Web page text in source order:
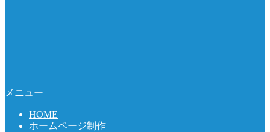
メニュー
HOME
ホームページ制作